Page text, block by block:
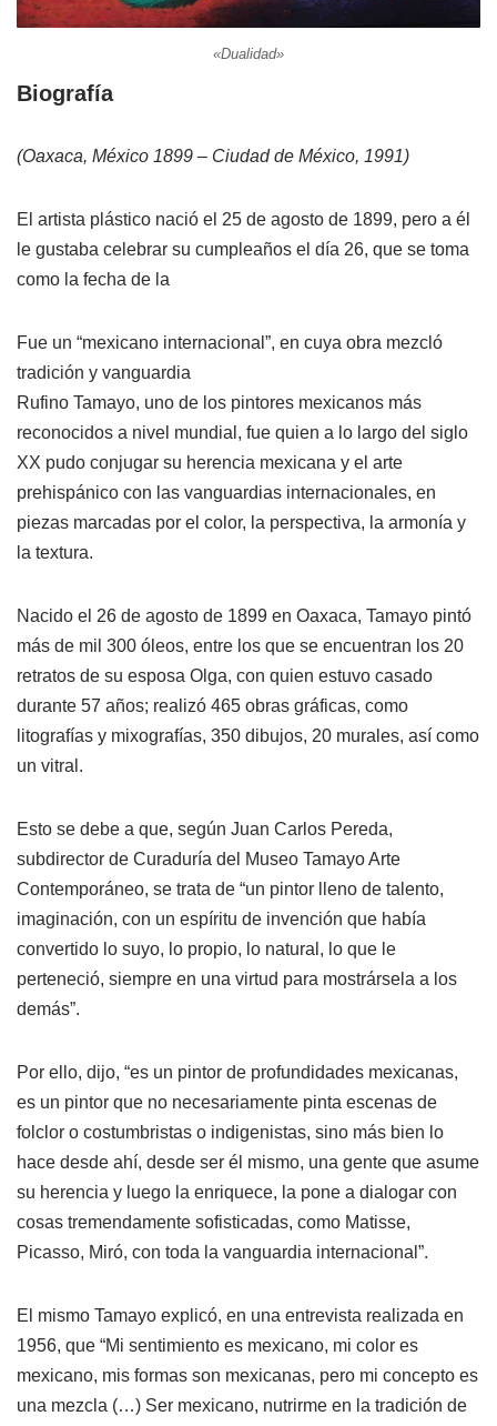
«Dualidad»
Biografía
(Oaxaca, México 1899 – Ciudad de México, 1991)
El artista plástico nació el 25 de agosto de 1899, pero a él
le gustaba celebrar su cumpleaños el día 26, que se toma
como la fecha de la
Fue un “mexicano internacional”, en cuya obra mezcló
tradición y vanguardia
Rufino Tamayo, uno de los pintores mexicanos más
reconocidos a nivel mundial, fue quien a lo largo del siglo
XX pudo conjugar su herencia mexicana y el arte
prehispánico con las vanguardias internacionales, en
piezas marcadas por el color, la perspectiva, la armonía y
la textura.
Nacido el 26 de agosto de 1899 en Oaxaca, Tamayo pintó
más de mil 300 óleos, entre los que se encuentran los 20
retratos de su esposa Olga, con quien estuvo casado
durante 57 años; realizó 465 obras gráficas, como
litografías y mixografías, 350 dibujos, 20 murales, así como
un vitral.
Esto se debe a que, según Juan Carlos Pereda,
subdirector de Curaduría del Museo Tamayo Arte
Contemporáneo, se trata de “un pintor lleno de talento,
imaginación, con un espíritu de invención que había
convertido lo suyo, lo propio, lo natural, lo que le
perteneció, siempre en una virtud para mostrársela a los
demás”.
Por ello, dijo, “es un pintor de profundidades mexicanas,
es un pintor que no necesariamente pinta escenas de
folclor o costumbristas o indigenistas, sino más bien lo
hace desde ahí, desde ser él mismo, una gente que asume
su herencia y luego la enriquece, la pone a dialogar con
cosas tremendamente sofisticadas, como Matisse,
Picasso, Miró, con toda la vanguardia internacional”.
El mismo Tamayo explicó, en una entrevista realizada en
1956, que “Mi sentimiento es mexicano, mi color es
mexicano, mis formas son mexicanas, pero mi concepto es
una mezcla (…) Ser mexicano, nutrirme en la tradición de